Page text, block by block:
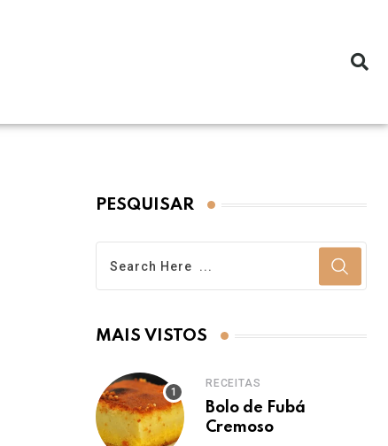
PESQUISAR
MAIS VISTOS
RECEITAS
Bolo de Fubá
Cremoso